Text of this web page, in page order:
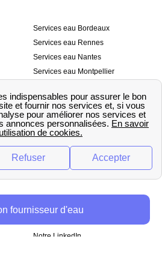
Services eau Bordeaux
Services eau Rennes
Services eau Nantes
Services eau Montpellier
Services eau Strasbourg
eau
💧 Comparer les fournisseurs
d’eau
Notre LinkedIn
fournisseur d'eau